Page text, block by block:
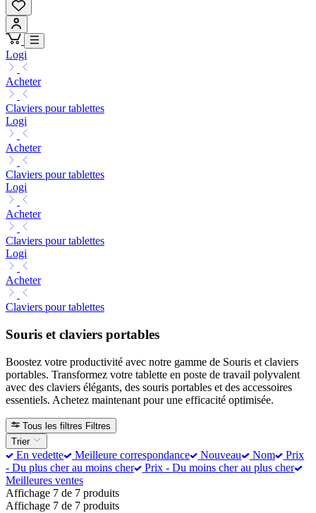
Logi
Acheter
Claviers pour tablettes
Logi
Acheter
Claviers pour tablettes
Logi
Acheter
Claviers pour tablettes
Logi
Acheter
Claviers pour tablettes
Souris et claviers portables
Boostez votre productivité avec notre gamme de Souris et claviers
portables. Transformez votre tablette en poste de travail polyvalent
avec des claviers élégants, des souris portables et des accessoires
essentiels. Achetez maintenant pour une efficacité optimisée.
Tous les filtres Filtres
Trier
En vedette Meilleure correspondance Nouveau Nom
Prix
- Du plus cher au moins cher
Prix - Du moins cher au plus cher
Meilleures ventes
Affichage 7 de 7 produits
Affichage 7 de 7 produits